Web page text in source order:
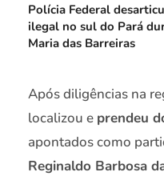
Polícia Federal
ilegal no sul do Pará
Maria das Barreiras
Após diligências na
localizou e prendeu
apontados como
Reginaldo Barbosa